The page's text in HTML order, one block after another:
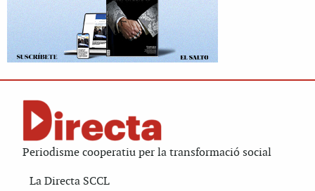
Periodisme cooperatiu per la transformació social
La Directa SCCL